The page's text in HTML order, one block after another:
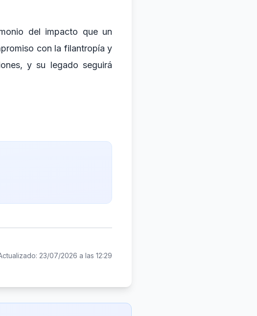
del impacto que un
con la filantropía y
y su legado seguirá
23/07/2026 a las 12:29